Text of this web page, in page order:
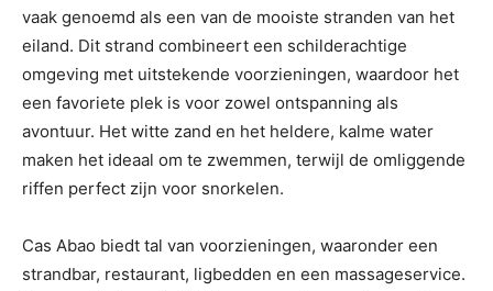
vaak genoemd als een van de mooiste stranden van het
eiland. Dit strand combineert een schilderachtige
omgeving met uitstekende voorzieningen, waardoor het
een favoriete plek is voor zowel ontspanning als
avontuur. Het witte zand en het heldere, kalme water
maken het ideaal om te zwemmen, terwijl de omliggende
riffen perfect zijn voor snorkelen.
Cas Abao biedt tal van voorzieningen, waaronder een
strandbar, restaurant, ligbedden en een massageservice.